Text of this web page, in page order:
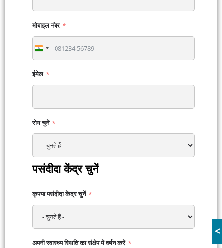
<
मोबाइल नंबर
India
+91
ईमेल
रोग चुनें
पसंदीदा केंद्र चुनें
कृपया पसंदीदा केंद्र चुनें
अपनी स्वास्थ्य स्थिति का संक्षेप में वर्णन करें